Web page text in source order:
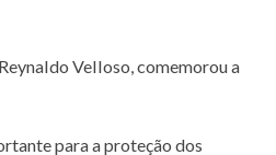
Velloso, comemorou a
para a proteção dos